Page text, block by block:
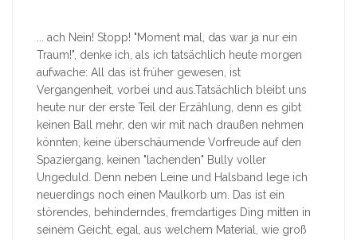
... ach Nein! Stopp! "Moment mal, das war ja nur ein
Traum!", denke ich, als ich tatsächlich heute morgen
aufwache: All das ist früher gewesen, ist
Vergangenheit, vorbei und aus.Tatsächlich bleibt uns
heute nur der erste Teil der Erzählung, denn es gibt
keinen Ball mehr, den wir mit nach draußen nehmen
könnten, keine überschäumende Vorfreude auf den
Spaziergang, keinen "lachenden" Bully voller
Ungeduld. Denn neben Leine und Halsband lege ich
neuerdings noch einen Maulkorb um. Das ist ein
störendes, behinderndes, fremdartiges Ding mitten in
seinem Geicht, egal, aus welchem Material, wie groß